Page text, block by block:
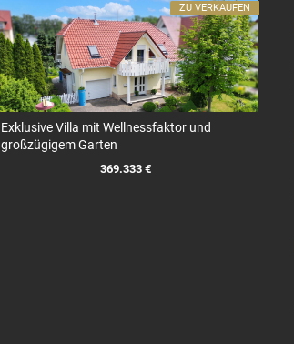
Exklusive Villa mit Wellnessfaktor und
großzügigem Garten
369.333 €
ZU VERKAUFEN